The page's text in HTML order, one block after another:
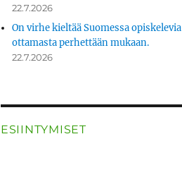
22.7.2026
On virhe kieltää Suomessa opiskelevia
ottamasta perhettään mukaan.
22.7.2026
ESIINTYMISET